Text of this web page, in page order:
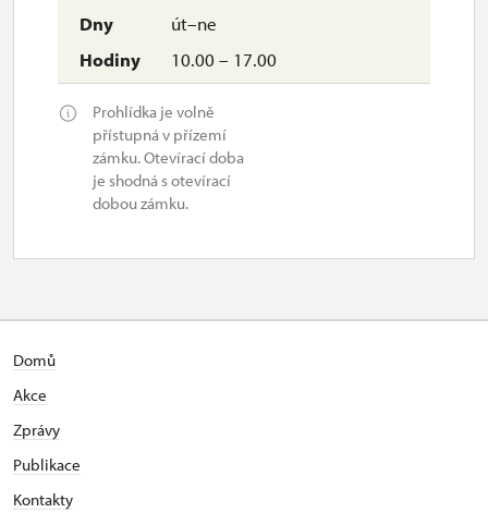
út–ne
10.00 – 17.00
Prohlídka je volně
přístupná v přízemí
zámku. Otevírací doba
je shodná s otevírací
dobou zámku.
Domů
Akce
Zprávy
Publikace
Kontakty